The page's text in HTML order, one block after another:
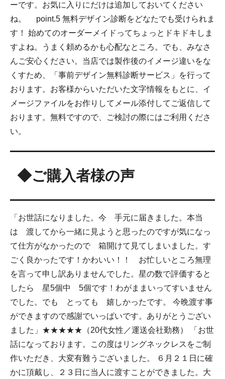
ーです。お気に入りにだけは追加しておいてください
ね。 point.5 無料デザイン診断をどなたでも受けられま
す！ 始めてのオーダーメイドってちょっとドキドキしま
すよね。うまく頼めるかも心配なところ。でも、みなさ
んご安心ください。当店では製作後のイメージ違いをな
くすため、「事前デザイン無料診断サービス」を行って
おります。お客様からいただいた文字情報をもとに、イ
メージファイルをお作りしてメール添付してご返信して
おります。無料ですので、ご検討の際にはご利用くださ
い。
◆ご購入者様の声
「お世話になりました。今 手元に届きました。本当
は 渡してから一緒に見ようと思ったのですが気になっ
て仕方がなかったので 箱開けて見てしまいました。す
ごく良かったです！かわいい！！ お忙しいところ無理
を言って申し訳ありませんでした。星の数で評価すると
したら 星5個中 5個です！わがままいってすいません
でした。でも とっても 嬉しかったです。 今晩渡す事
ができますので感謝でいっぱいです。ありがとうござい
ました」★★★★★（20代女性／運送会社勤務） 「お世
話になっております。この度はリングネックレスをご制
作いただき、大変有難うございました。 ６月２１日に確
かに頂戴し、２３日に当人に渡すことができました。大